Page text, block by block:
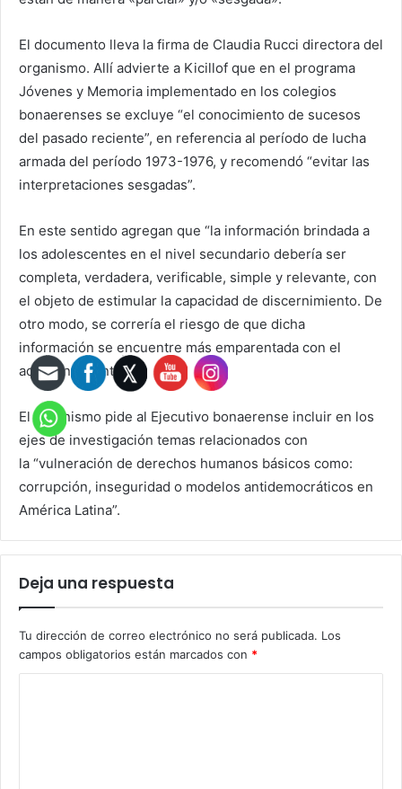
El documento lleva la firma de Claudia Rucci directora del
organismo. Allí advierte a Kicillof que en el programa
Jóvenes y Memoria implementado en los colegios
bonaerenses se excluye “el conocimiento de sucesos
del pasado reciente”, en referencia al período de lucha
armada del período 1973-1976, y recomendó “evitar las
interpretaciones sesgadas”.
En este sentido agregan que “la información brindada a
los adolescentes en el nivel secundario debería ser
completa, verdadera, verificable, simple y relevante, con
el objeto de estimular la capacidad de discernimiento. De
otro modo, se correría el riesgo de que dicha
información se encuentre más emparentada con el
adoctrinamiento”.
El organismo pide al Ejecutivo bonaerense incluir en los
ejes de investigación temas relacionados con
la “vulneración de derechos humanos básicos como:
corrupción, inseguridad o modelos antidemocráticos en
América Latina”.
Deja una respuesta
Tu dirección de correo electrónico no será publicada. Los
campos obligatorios están marcados con *